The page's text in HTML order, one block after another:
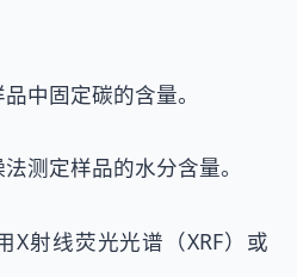
中固定碳的含量。
测定样品的水分含量。
X射线荧光光谱（XRF）或